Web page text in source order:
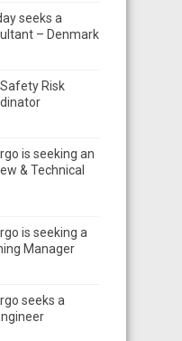
seeks a
– Denmark
Risk
is seeking an
& Technical
is seeking a
Manager
seeks a